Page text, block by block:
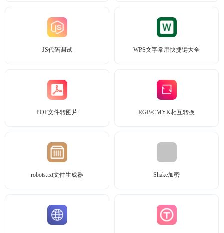
JS代码调试 WPS文字常用快捷键大全
PDF文件转图片 RGB/CMYK相互转换
robots.txt文件生成器 Shake加密